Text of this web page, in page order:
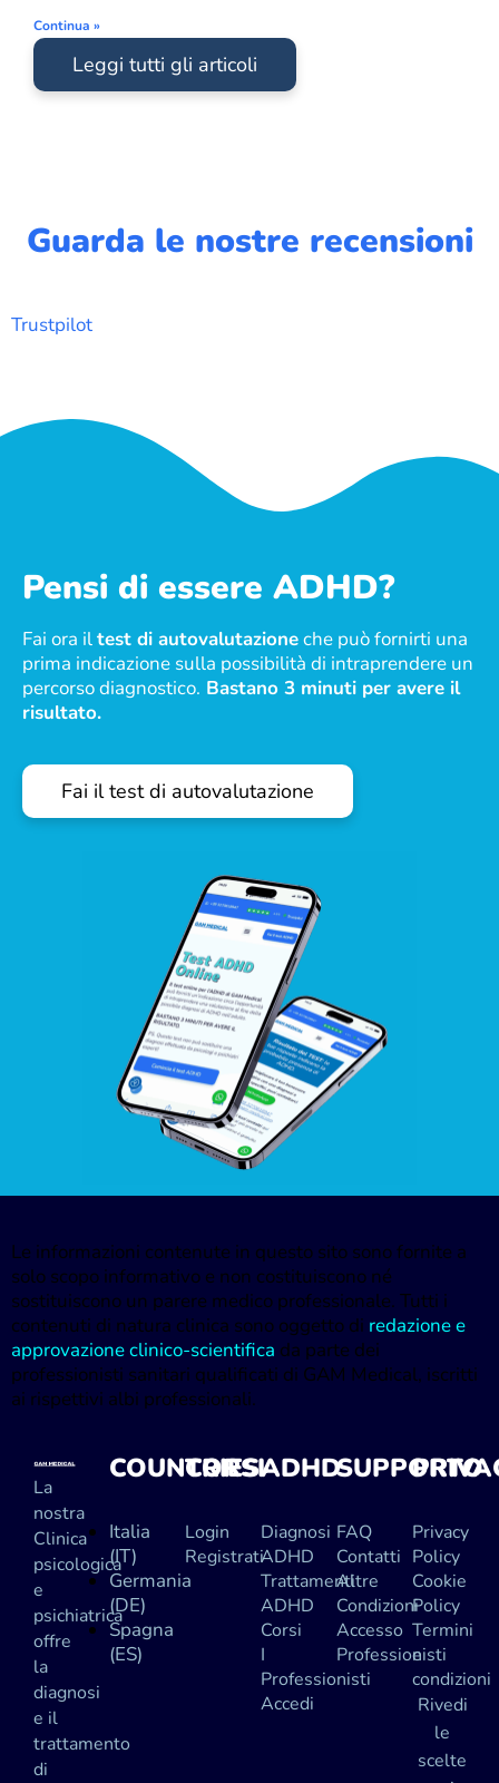
Continua »
Leggi tutti gli articoli
Guarda le nostre recensioni
Trustpilot
Pensi di essere ADHD?
Fai ora iltest di autovalutazioneche può fornirti una
prima indicazione sulla possibilità di intraprendere un
percorso diagnostico. Bastano 3 minuti per avere il
risultato.
Fai il test di autovalutazione
Le informazioni contenute in questo sito sono fornite a
solo scopo informativo e non costituiscono né
sostituiscono un parere medico professionale. Tutti i
contenuti di natura clinica sono oggetto di redazione e
approvazione clinico-scientifica da parte dei
professionisti sanitari qualificati di GAM Medical, iscritti
ai rispettivi albi professionali.
La
nostra
Clinica
psicologica
e
psichiatrica
offre
la
diagnosi
e il
trattamento
di
COUNTRIES
Italia
(IT)
Germania
(DE)
Spagna
(ES)
CORSI
Login
Registrati
ADHD
Diagnosi
ADHD
Trattamenti
ADHD
Corsi
I
Professionisti
Accedi
SUPPORTO
FAQ
Contatti
Altre
Condizioni
Accesso
Professionisti
Privacy
Policy
Cookie
Policy
Termini
e
condizioni
Rivedi
le
scelte